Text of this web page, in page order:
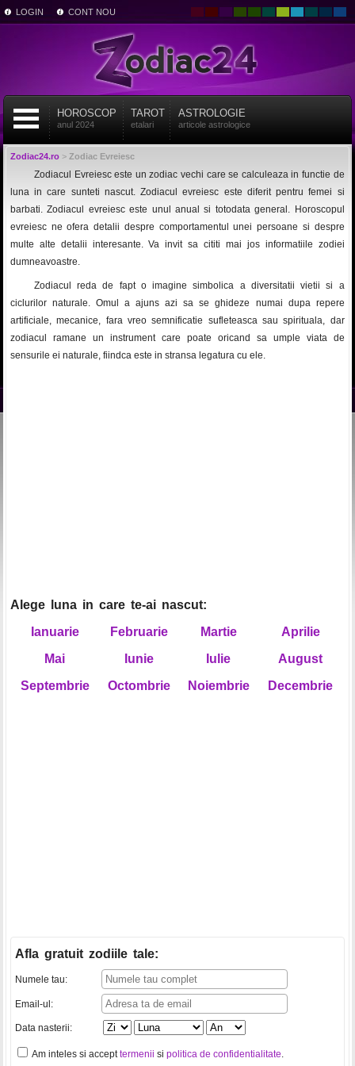
LOGIN CONT NOU
HOROSCOP
anul 2024
TAROT
etalari
ASTROLOGIE
articole astrologice
Zodiac24.ro> Zodiac Evreiesc
Zodiacul Evreiesc este un zodiac vechi care se calculeaza in functie de
luna in care sunteti nascut. Zodiacul evreiesc este diferit pentru femei si
barbati. Zodiacul evreiesc este unul anual si totodata general. Horoscopul
evreiesc ne ofera detalii despre comportamentul unei persoane si despre
multe alte detalii interesante. Va invit sa cititi mai jos informatiile zodiei
dumneavoastre.
Zodiacul reda de fapt o imagine simbolica a diversitatii vietii si a
ciclurilor naturale. Omul a ajuns azi sa se ghideze numai dupa repere
artificiale, mecanice, fara vreo semnificatie sufleteasca sau spirituala, dar
zodiacul ramane un instrument care poate oricand sa umple viata de
sensurile ei naturale, fiindca este in stransa legatura cu ele.
Alege luna in care te-ai nascut:
Ianuarie
Februarie Martie
Aprilie
Mai
Iunie Iulie
August
Septembrie
Octombrie Noiembrie Decembrie
Afla gratuit zodiile tale:
Numele tau:
Email-ul:
Data nasterii:
Am inteles si accepttermenii si politica de confidentialitate.